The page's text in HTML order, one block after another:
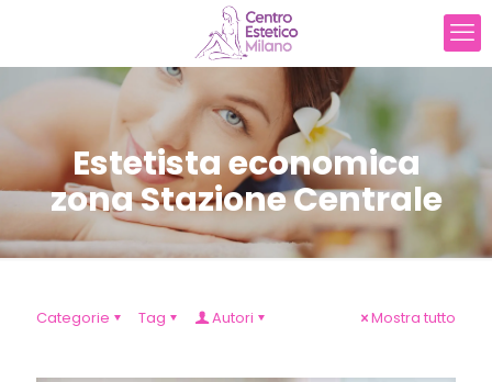
Estetista economica
zona Stazione Centrale
Categorie Tag Autori Mostra tutto